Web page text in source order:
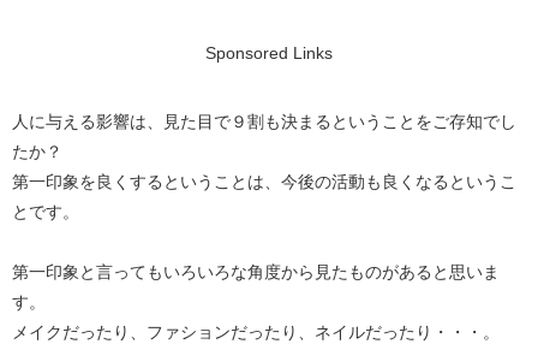
Sponsored Links
人に与える影響は、見た目で９割も決まるということをご存知でし
たか？
第一印象を良くするということは、今後の活動も良くなるというこ
とです。
第一印象と言ってもいろいろな角度から見たものがあると思いま
す。
メイクだったり、ファションだったり、ネイルだったり・・・。